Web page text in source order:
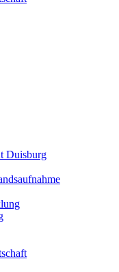
Duisburg